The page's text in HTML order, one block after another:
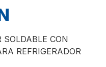
SOLDABLE CON
REFRIGERADOR